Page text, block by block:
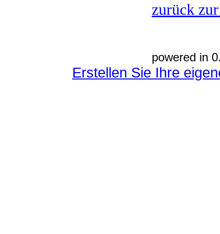
zurück
powered in
Erstellen Sie Ihre